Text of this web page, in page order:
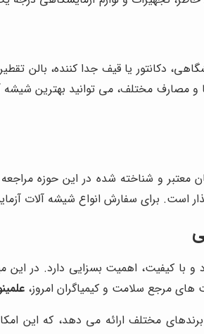
دکانتور یا قیف جدا کننده، بالن
و مصارف مختلف، می توانید بهترین
معتبر و شناخته شده در این حوزه
است. برای سفارش انواع شیشه آلات
و با کیفیت، اهمیت بسزایی دارد. در این
های مرجع سلامت و کیمیاگران امروز،
مختلف ارائه می دهد، که این